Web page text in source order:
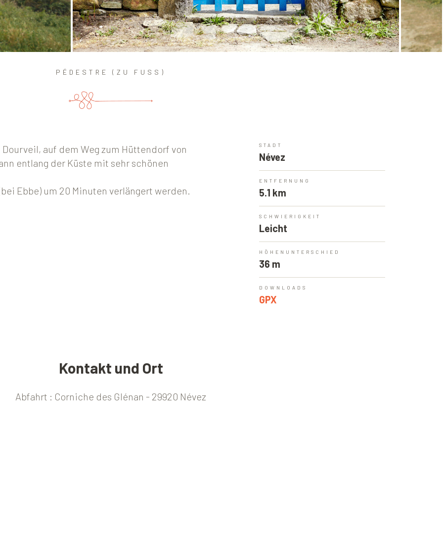
PÉDESTRE (ZU FUSS)
auf dem Weg zum Hüttendorf von
entlang der Küste mit sehr schönen
Ebbe) um 20 Minuten verlängert werden.
STADT
Névez
ENTFERNUNG
5.1 km
SCHWIERIGKEIT
Leicht
HÖHENUNTERSCHIED
36 m
DOWNLOADS
GPX
Kontakt und Ort
Abfahrt : Corniche des Glénan - 29920 Névez